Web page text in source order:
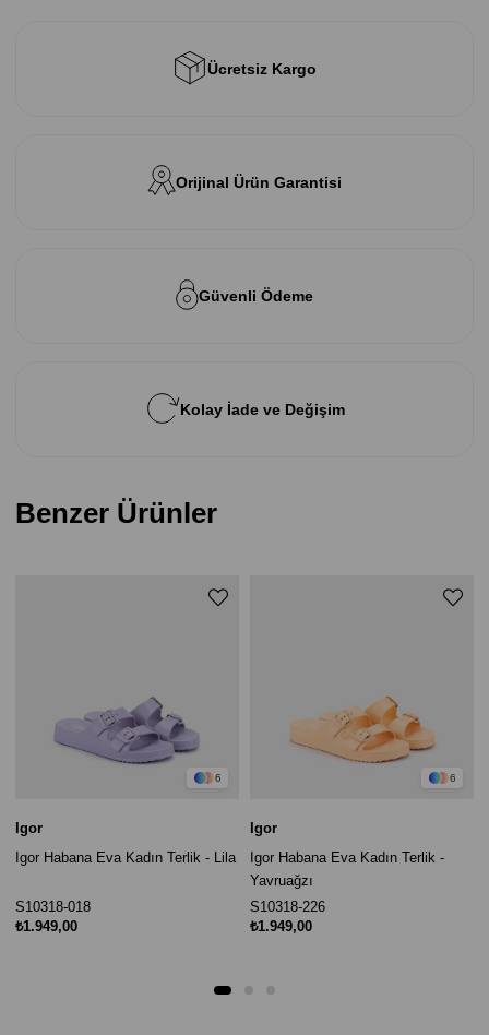
Ücretsiz Kargo
Orijinal Ürün Garantisi
Güvenli Ödeme
Kolay İade ve Değişim
Benzer Ürünler
6
Igor
Igor Habana Eva Kadın Terlik - Lila
S10318-018
₺1.949,00
6
Igor
Igor Habana Eva Kadın Terlik -
Yavruağzı
S10318-226
₺1.949,00